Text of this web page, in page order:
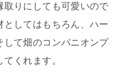
取りにしても可愛いので
してはもちろん、ハー
して畑のコンパニオンプ
くれます。